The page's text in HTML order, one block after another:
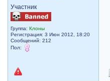
Участник
Группа:Клоны
Регистрация: 3 Июн 2012, 18:20
Сообщений: 212
Пол: